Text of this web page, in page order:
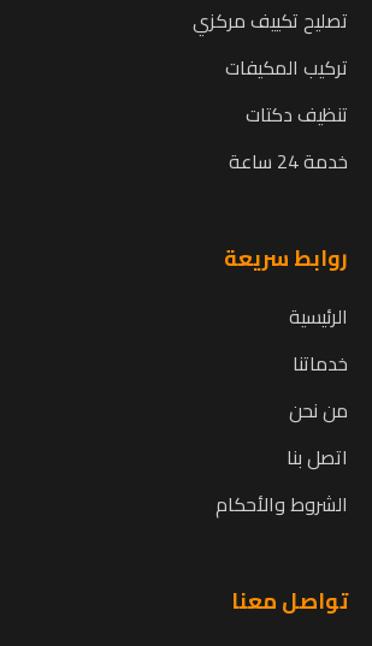
تصليح تكييف مركزي
تركيب المكيفات
تنظيف دكتات
خدمة 24 ساعة
روابط سريعة
الرئيسية
خدماتنا
من نحن
اتصل بنا
الشروط والأحكام
تواصل معنا